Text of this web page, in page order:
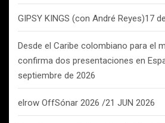
GIPSY KINGS (con André Reyes)17
Desde el Caribe colombiano para el
confirma dos presentaciones en
septiembre de 2026
elrow OffSónar 2026 /21 JUN 2026